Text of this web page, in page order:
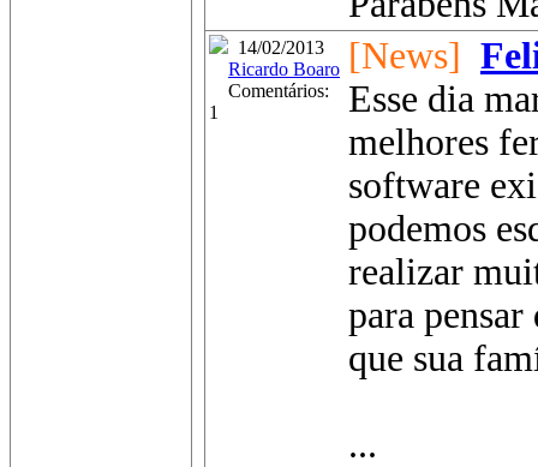
14/02/2013
Ricardo Boaro
Comentários:
1
[News]
Esse dia
melhores
software
podemos
realizar
para
que sua
...